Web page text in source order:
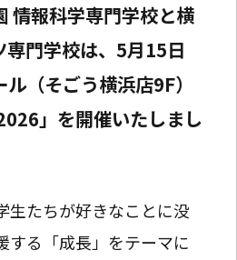
情報科学専門学校と横
門学校は、5月15日
ル（そごう横浜店9F）
」を開催いたしまし
生たちが好きなことに没
する「成長」をテーマに